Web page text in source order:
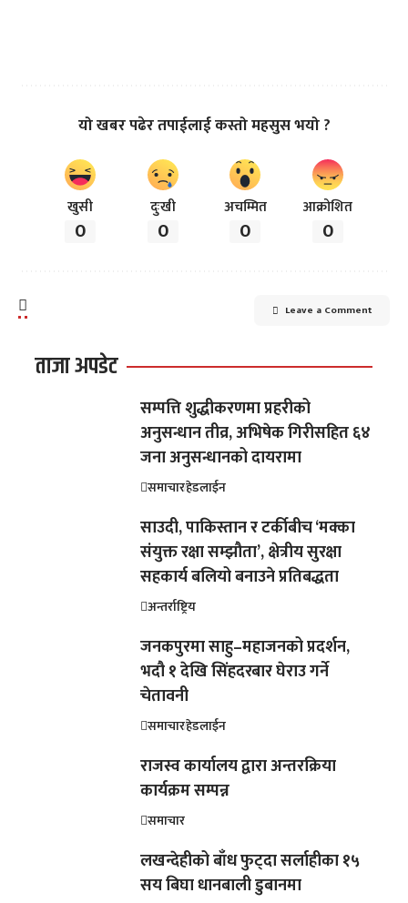
यो खबर पढेर तपाईलाई कस्तो महसुस भयो ?
खुसी
0
दुःखी
0
अचम्मित
0
आक्रोशित
0
Leave a Comment
ताजा अपडेट
सम्पत्ति शुद्धीकरणमा प्रहरीको
अनुसन्धान तीव्र, अभिषेक गिरीसहित ६४
जना अनुसन्धानको दायरामा
समाचारहेडलाईन
साउदी, पाकिस्तान र टर्कीबीच ‘मक्का
संयुक्त रक्षा सम्झौता’, क्षेत्रीय सुरक्षा
सहकार्य बलियो बनाउने प्रतिबद्धता
अन्तर्राष्ट्रिय
जनकपुरमा साहु–महाजनको प्रदर्शन,
भदौ १ देखि सिंहदरबार घेराउ गर्ने
चेतावनी
समाचारहेडलाईन
राजस्व कार्यालय द्वारा अन्तरक्रिया
कार्यक्रम सम्पन्न
समाचार
लखन्देहीको बाँध फुट्दा सर्लाहीका १५
सय बिघा धानबाली डुबानमा